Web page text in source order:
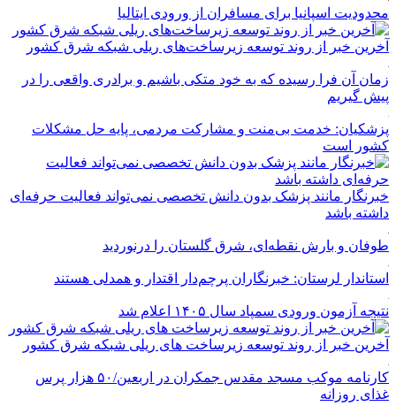
محدودیت اسپانیا برای مسافران از ورودی ایتالیا
آخرین خبر از روند توسعه زیرساخت‌های ریلی شبکه شرق کشور
زمان آن فرا رسیده که به خود متکی باشیم و برادری واقعی را در
پیش گیریم
پزشکیان: خدمت بی‌منت و مشارکت مردمی، پایه حل مشکلات
کشور است
خبرنگار مانند پزشک بدون دانش تخصصی نمی‌تواند فعالیت حرفه‌ای
داشته باشد
طوفان و بارش نقطه‌ای، شرق گلستان را درنوردید
استاندار لرستان: خبرنگاران پرچم‌دار اقتدار و همدلی هستند
نتیجه آزمون ورودی سمپاد سال ۱۴۰۵ اعلام شد
آخرین خبر از روند توسعه زیرساخت های ریلی شبکه شرق کشور
کارنامه موکب مسجد مقدس جمکران در اربعین/۵۰ هزار پرس
غذای روزانه